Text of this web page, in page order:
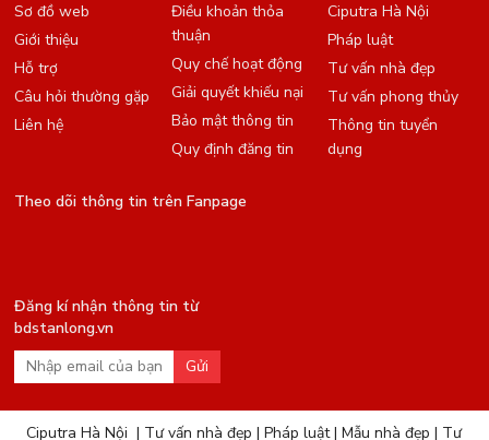
Sơ đồ web
Giới thiệu
Hỗ trợ
Câu hỏi thường gặp
Liên hệ
Điều khoản thỏa
thuận
Quy chế hoạt động
Giải quyết khiếu nại
Bảo mật thông tin
Quy định đăng tin
Ciputra Hà Nội
Pháp luật
Tư vấn nhà đẹp
Tư vấn phong thủy
Thông tin tuyển
dụng
Theo dõi thông tin trên Fanpage
Đăng kí nhận thông tin từ
bdstanlong.vn
Gửi
Ciputra Hà Nội | Tư vấn nhà đẹp |Pháp luật|Mẫu nhà đẹp | Tư